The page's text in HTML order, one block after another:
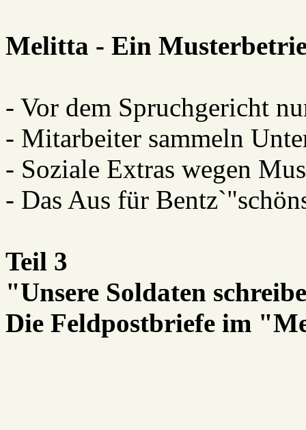
Melitta - Ein
- Vor dem Spruchgericht
- Mitarbeiter sammeln
- Soziale Extras wegen
- Das Aus für
Teil 3
"Unsere Soldaten
Die Feldpostbriefe im